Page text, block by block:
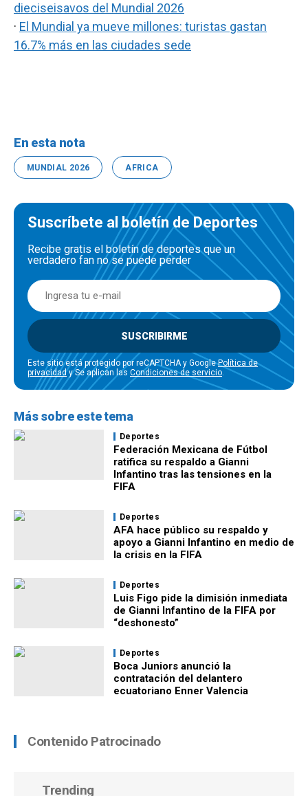
dieciseisavos del Mundial 2026
· El Mundial ya mueve millones: turistas gastan
16.7% más en las ciudades sede
En esta nota
MUNDIAL 2026 AFRICA
Suscríbete al boletín de Deportes
Recibe gratis el boletín de deportes que un
verdadero fan no se puede perder
SUSCRIBIRME
Este sitio está protegido por reCAPTCHA y GooglePolítica de
privacidady Se aplican las Condiciones de servicio.
Más sobre este tema
Deportes
Federación Mexicana de Fútbol
ratifica su respaldo a Gianni
Infantino tras las tensiones en la
FIFA
Deportes
AFA hace público su respaldo y
apoyo a Gianni Infantino en medio de
la crisis en la FIFA
Deportes
Luis Figo pide la dimisión inmediata
de Gianni Infantino de la FIFA por
“deshonesto”
Deportes
Boca Juniors anunció la
contratación del delantero
ecuatoriano Enner Valencia
Contenido Patrocinado
Trending